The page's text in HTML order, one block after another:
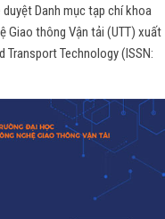
duyệt Danh mục tạp chí khoa
Giao thông Vận tải (UTT) xuất
Transport Technology (ISSN: